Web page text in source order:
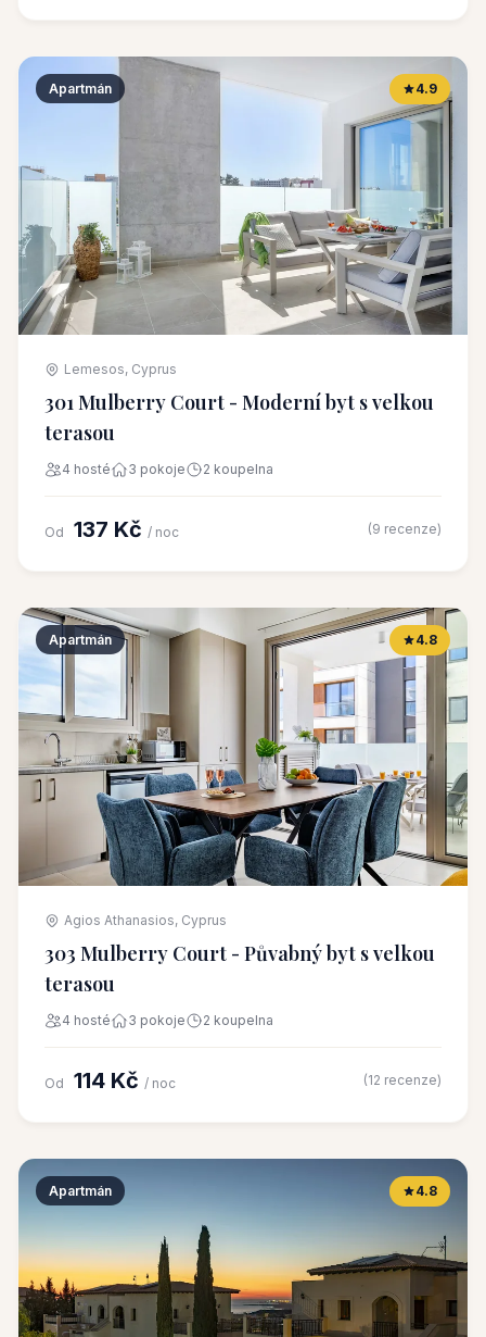
Apartmán 4.9
Lemesos, Cyprus
301 Mulberry Court - Moderní byt s velkou
terasou
4 hosté 3 pokoje 2 koupelna
Od 137 Kč / noc (9 recenze)
Apartmán 4.8
Agios Athanasios, Cyprus
303 Mulberry Court - Půvabný byt s velkou
terasou
4 hosté 3 pokoje 2 koupelna
Od 114 Kč / noc (12 recenze)
Apartmán 4.8